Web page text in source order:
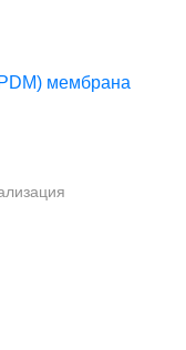
мембрана